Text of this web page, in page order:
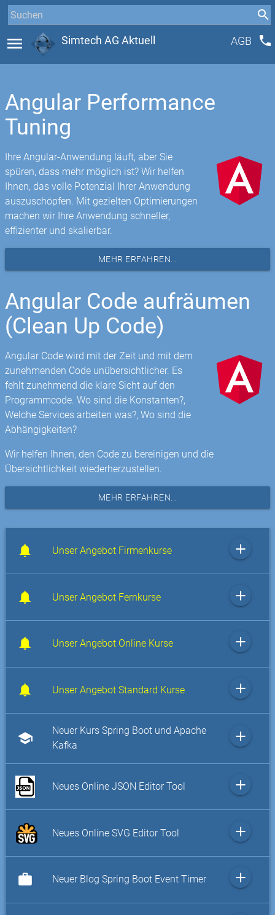
menu Simtech AG Aktuell AGB phone
Angular Performance
Tuning
Ihre Angular-Anwendung läuft, aber Sie
spüren, dass mehr möglich ist? Wir helfen
Ihnen, das volle Potenzial Ihrer Anwendung
auszuschöpfen. Mit gezielten Optimierungen
machen wir Ihre Anwendung schneller,
effizienter und skalierbar.
MEHR ERFAHREN...
Angular Code aufräumen
(Clean Up Code)
Angular Code wird mit der Zeit und mit dem
zunehmenden Code unübersichtlicher. Es
fehlt zunehmend die klare Sicht auf den
Programmcode. Wo sind die Konstanten?,
Welche Services arbeiten was?, Wo sind die
Abhängigkeiten?
Wir helfen Ihnen, den Code zu bereinigen und die
Übersichtlichkeit wiederherzustellen.
MEHR ERFAHREN...
Unser Angebot Firmenkurse add
Unser Angebot Fernkurse add
Unser Angebot Online Kurse add
Unser Angebot Standard Kurse add
school
Neuer Kurs Spring Boot und Apache
Kafka
add
Neues Online JSON Editor Tool add
Neues Online SVG Editor Tool add
work Neuer Blog Spring Boot Event Timer add